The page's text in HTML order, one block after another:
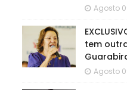
Agosto
tem
Agosto